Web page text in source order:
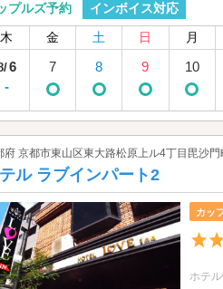
プルズ予約
インボイス対応
木
金 土 日 月
6
-
7 8 9 10
府 京都市東山区東大路松原上ル4丁目毘沙門
ル ラブインパート2
カッ
ホテ